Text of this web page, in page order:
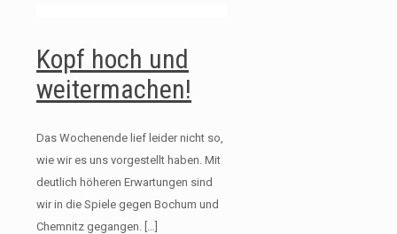
Kopf hoch und
weitermachen!
Das Wochenende lief leider nicht so,
wie wir es uns vorgestellt haben. Mit
deutlich höheren Erwartungen sind
wir in die Spiele gegen Bochum und
Chemnitz gegangen.